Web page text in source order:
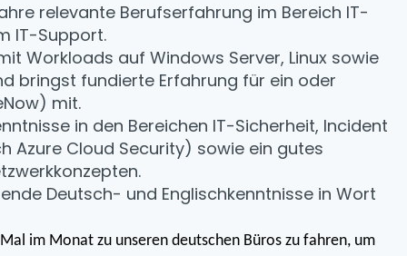
relevante Berufserfahrung im Bereich IT-
IT-Support.
Workloads auf Windows Server, Linux sowie
bringst fundierte Erfahrung für ein oder
mit.
in den Bereichen IT-Sicherheit, Incident
Azure Cloud Security) sowie ein gutes
Deutsch- und Englischkenntnisse in Wort
im Monat zu unseren deutschen Büros zu fahren, um